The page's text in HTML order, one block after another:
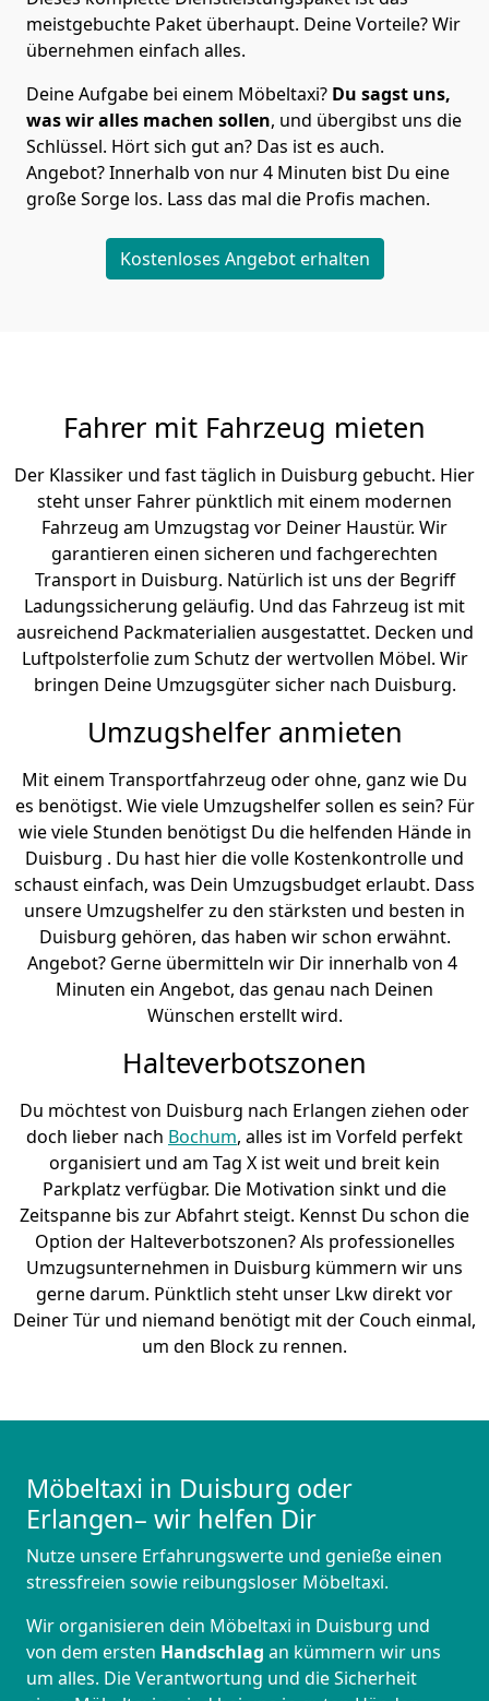
meistgebuchte Paket überhaupt. Deine Vorteile? Wir
übernehmen einfach alles.
Deine Aufgabe bei einem Möbeltaxi? Du sagst uns,
was wir alles machen sollen, und übergibst uns die
Schlüssel. Hört sich gut an? Das ist es auch.
Angebot? Innerhalb von nur 4 Minuten bist Du eine
große Sorge los. Lass das mal die Profis machen.
Kostenloses Angebot erhalten
Fahrer mit Fahrzeug mieten
Der Klassiker und fast täglich in Duisburg gebucht. Hier
steht unser Fahrer pünktlich mit einem modernen
Fahrzeug am Umzugstag vor Deiner Haustür. Wir
garantieren einen sicheren und fachgerechten
Transport in Duisburg. Natürlich ist uns der Begriff
Ladungssicherung geläufig. Und das Fahrzeug ist mit
ausreichend Packmaterialien ausgestattet. Decken und
Luftpolsterfolie zum Schutz der wertvollen Möbel. Wir
bringen Deine Umzugsgüter sicher nach Duisburg.
Umzugshelfer anmieten
Mit einem Transportfahrzeug oder ohne, ganz wie Du
es benötigst. Wie viele Umzugshelfer sollen es sein? Für
wie viele Stunden benötigst Du die helfenden Hände in
Duisburg . Du hast hier die volle Kostenkontrolle und
schaust einfach, was Dein Umzugsbudget erlaubt. Dass
unsere Umzugshelfer zu den stärksten und besten in
Duisburg gehören, das haben wir schon erwähnt.
Angebot? Gerne übermitteln wir Dir innerhalb von 4
Minuten ein Angebot, das genau nach Deinen
Wünschen erstellt wird.
Halteverbotszonen
Du möchtest von Duisburg nach Erlangen ziehen oder
doch lieber nach Bochum, alles ist im Vorfeld perfekt
organisiert und am Tag X ist weit und breit kein
Parkplatz verfügbar. Die Motivation sinkt und die
Zeitspanne bis zur Abfahrt steigt. Kennst Du schon die
Option der Halteverbotszonen? Als professionelles
Umzugsunternehmen in Duisburg kümmern wir uns
gerne darum. Pünktlich steht unser Lkw direkt vor
Deiner Tür und niemand benötigt mit der Couch einmal,
um den Block zu rennen.
Möbeltaxi in Duisburg oder
Erlangen– wir helfen Dir
Nutze unsere Erfahrungswerte und genieße einen
stressfreien sowie reibungsloser Möbeltaxi.
Wir organisieren dein Möbeltaxi in Duisburg und
von dem ersten Handschlag an kümmern wir uns
um alles. Die Verantwortung und die Sicherheit